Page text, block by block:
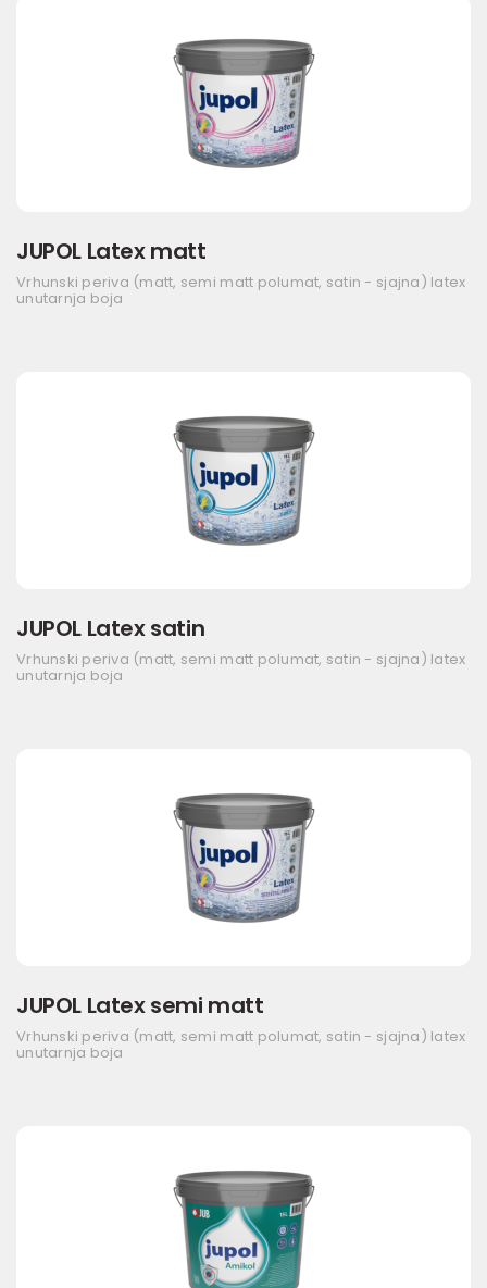
JUPOL Latex matt
Vrhunski periva (matt, semi matt polumat, satin - sjajna) latex
unutarnja boja
JUPOL Latex satin
Vrhunski periva (matt, semi matt polumat, satin - sjajna) latex
unutarnja boja
JUPOL Latex semi matt
Vrhunski periva (matt, semi matt polumat, satin - sjajna) latex
unutarnja boja